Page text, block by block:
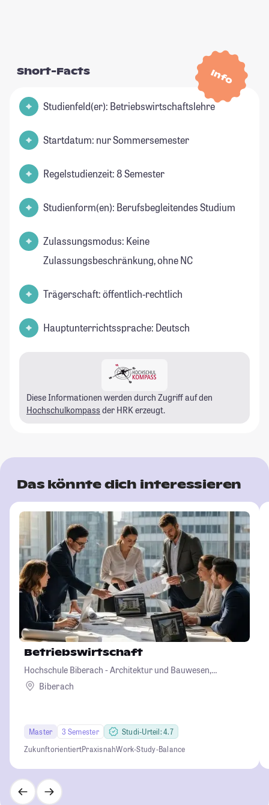
Info
Short-Facts
Studienfeld(er): Betriebswirtschaftslehre
Startdatum: nur Sommersemester
Regelstudienzeit: 8 Semester
Studienform(en): Berufsbegleitendes Studium
Zulassungsmodus: Keine
Zulassungsbeschränkung, ohne NC
Trägerschaft: öffentlich-rechtlich
Hauptunterrichtssprache: Deutsch
Diese Informationen werden durch Zugriff auf den
Hochschulkompass der HRK erzeugt.
Das könnte dich interessieren
Betriebswirtschaft
Hochschule Biberach - Architektur und Bauwesen,
Betriebswirtschaft und Biotechnologie
Biberach
Master 3 Semester
Studi-Urteil: 4.7
ZukunftorientiertPraxisnahWork-Study-Balance